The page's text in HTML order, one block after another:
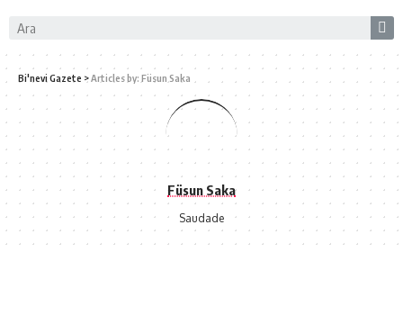
Bi'nevi Gazete >Articles by: Füsun Saka
Füsun Saka
Saudade